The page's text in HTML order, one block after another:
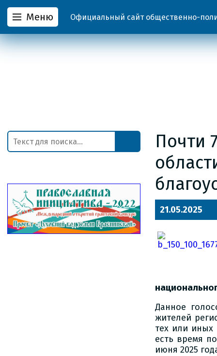
Меню Официальный сайт общественно-
Почти
21.05.2025
Данное
жителей
тех или иных
есть время
июня 2025